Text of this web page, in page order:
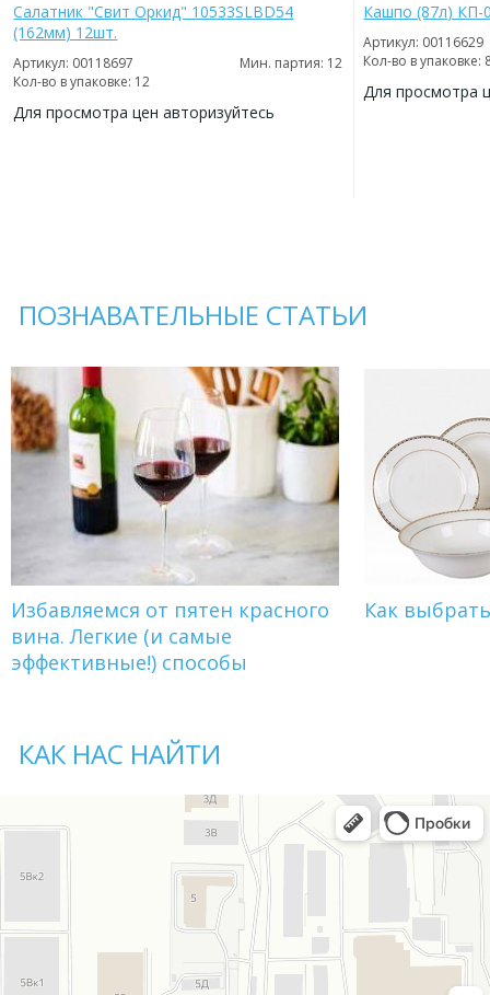
Салатник "Свит Оркид" 10533SLBD54
(162мм) 12шт.
Артикул: 00118697
Мин. партия: 12
Кол-во в упаковке: 12
Для просмотра цен авторизуйтесь
Кашпо (87л) КП-
Артикул: 00116629
Кол-во в упаковке:
Для просмотра
ПОЗНАВАТЕЛЬНЫЕ СТАТЬИ
Избавляемся от пятен красного
вина. Легкие (и самые
эффективные!) способы
Как
КАК НАС НАЙТИ